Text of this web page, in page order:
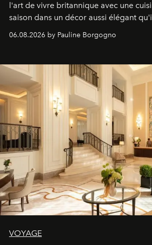
l'art de vivre britannique avec une
saison dans un décor aussi élégant
06.08.2026 by Pauline Borgogno
VOYAGE